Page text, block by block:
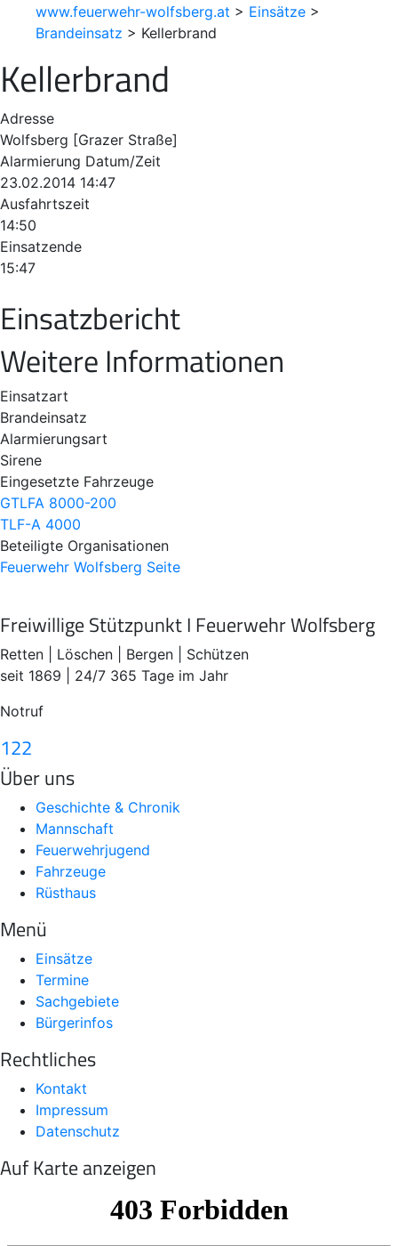
www.feuerwehr-wolfsberg.at > Einsätze >
Brandeinsatz > Kellerbrand
Kellerbrand
Adresse
Wolfsberg [Grazer Straße]
Alarmierung Datum/Zeit
23.02.2014 14:47
Ausfahrtszeit
14:50
Einsatzende
15:47
Einsatzbericht
Weitere Informationen
Einsatzart
Brandeinsatz
Alarmierungsart
Sirene
Eingesetzte Fahrzeuge
GTLFA 8000-200
TLF-A 4000
Beteiligte Organisationen
Feuerwehr Wolfsberg Seite
Freiwillige Stützpunkt I Feuerwehr Wolfsberg
Retten | Löschen | Bergen | Schützen
seit 1869 | 24/7 365 Tage im Jahr
Notruf
122
Über uns
Geschichte & Chronik
Mannschaft
Feuerwehrjugend
Fahrzeuge
Rüsthaus
Menü
Einsätze
Termine
Sachgebiete
Bürgerinfos
Rechtliches
Kontakt
Impressum
Datenschutz
Auf Karte anzeigen